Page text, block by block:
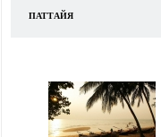
ПАТТАЙЯ